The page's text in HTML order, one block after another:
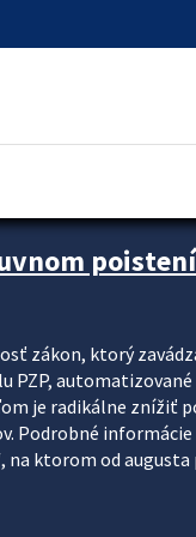
zákon, ktorý
je radikálne znížiť
Podrobné
ktorom od augusta